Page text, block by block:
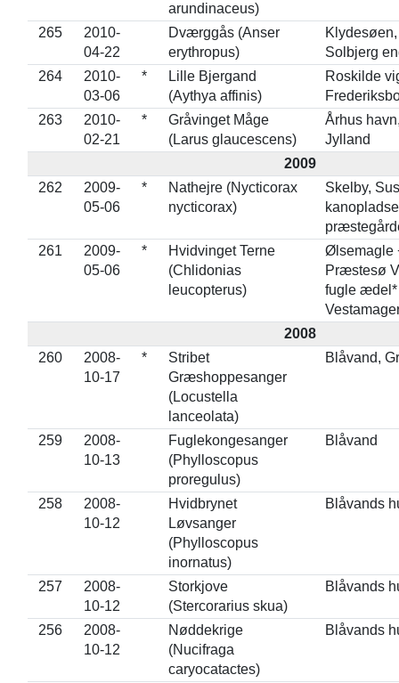
arundinaceus)
265
2010-
04-22
Dværggås (Anser
erythropus)
Solbjerg
264
2010-
03-06
*
Lille Bjergand
(Aythya affinis)
Roskilde
263
2010-
02-21
*
Gråvinget Måge
(Larus glaucescens)
Århus
Jylland
2009
262
2009-
05-06
*
Nathejre (Nycticorax
nycticorax)
Skelby,
261
2009-
05-06
*
Hvidvinget Terne
(Chlidonias
leucopterus)
Ølsemagle
Præstesø
fugle
2008
260
2008-
10-17
*
Stribet
Græshoppesanger
(Locustella
lanceolata)
Blåvand,
259
2008-
10-13
Fuglekongesanger
(Phylloscopus
proregulus)
Blåvand
258
2008-
10-12
Hvidbrynet
Løvsanger
(Phylloscopus
inornatus)
Blåvands
257
2008-
10-12
Storkjove
(Stercorarius skua)
Blåvands
256
2008-
10-12
Nøddekrige
(Nucifraga
caryocatactes)
Blåvands